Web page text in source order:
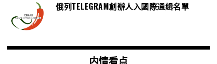
俄列TELEGRAM創辦人入國際通緝名單
内情看点